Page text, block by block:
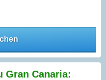
Gran Canaria: